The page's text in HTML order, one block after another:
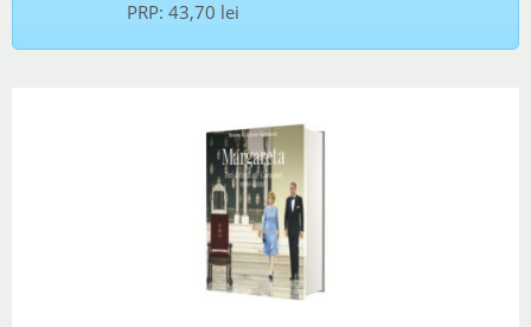
PRP: 43,70 lei